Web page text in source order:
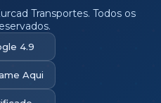
Transportes. Todos os
4.9
Aqui